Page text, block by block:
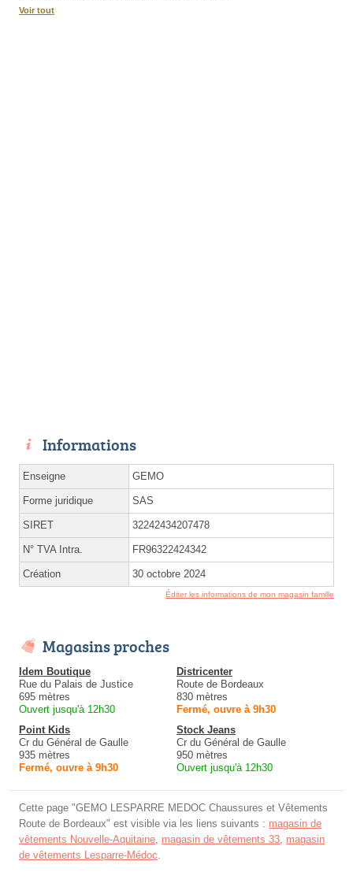
Voir tout
Informations
Enseigne GEMO
Forme juridique SAS
SIRET 32242434207478
N° TVA Intra. FR96322424342
Création 30 octobre 2024
Éditer les informations de mon magasin famille
Magasins proches
Idem Boutique
Rue du Palais de Justice
695 mètres
Ouvert jusqu'à 12h30
Districenter
Route de Bordeaux
830 mètres
Fermé, ouvre à 9h30
Point Kids
Cr du Général de Gaulle
935 mètres
Fermé, ouvre à 9h30
Stock Jeans
Cr du Général de Gaulle
950 mètres
Ouvert jusqu'à 12h30
Cette page "GEMO LESPARRE MEDOC Chaussures et Vêtements
Route de Bordeaux" est visible via les liens suivants : magasin de
vêtements Nouvelle-Aquitaine magasin de vêtements 33 magasin
de vêtements Lesparre-Médoc